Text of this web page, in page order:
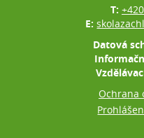
T:
E:
Datová
Ochrana